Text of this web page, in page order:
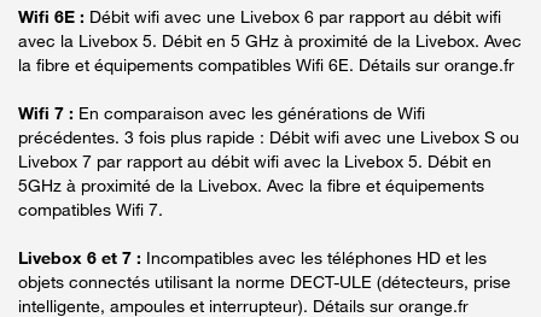
Wifi 6E : Débit wifi avec une Livebox 6 par rapport au débit wifi
avec la Livebox 5. Débit en 5 GHz à proximité de la Livebox. Avec
la fibre et équipements compatibles Wifi 6E. Détails sur orange.fr
Wifi 7 : En comparaison avec les générations de Wifi
précédentes. 3 fois plus rapide : Débit wifi avec une Livebox S ou
Livebox 7 par rapport au débit wifi avec la Livebox 5. Débit en
5GHz à proximité de la Livebox. Avec la fibre et équipements
compatibles Wifi 7.
Livebox 6 et 7 : Incompatibles avec les téléphones HD et les
objets connectés utilisant la norme DECT-ULE (détecteurs, prise
intelligente, ampoules et interrupteur). Détails sur orange.fr